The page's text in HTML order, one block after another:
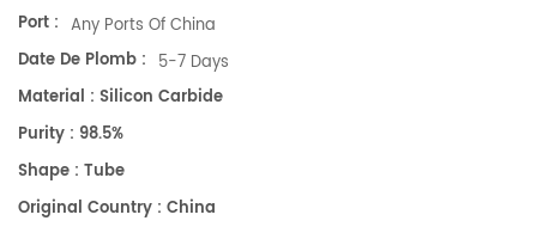
Port : Any Ports Of China
Date De Plomb : 5-7 Days
Material : Silicon Carbide
Purity : 98.5%
Shape : Tube
Original Country : China